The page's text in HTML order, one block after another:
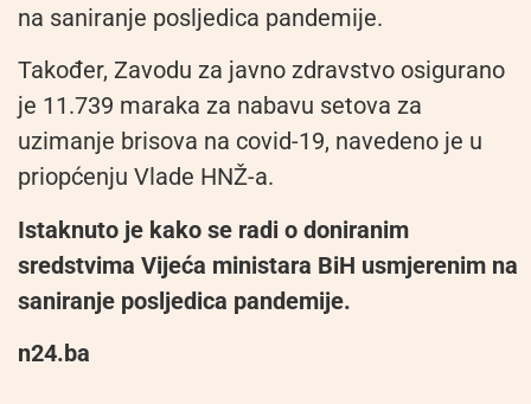
na saniranje posljedica pandemije.
Također, Zavodu za javno zdravstvo osigurano
je 11.739 maraka za nabavu setova za
uzimanje brisova na covid-19, navedeno je u
priopćenju Vlade HNŽ-a.
Istaknuto je kako se radi o doniranim
sredstvima Vijeća ministara BiH usmjerenim na
saniranje posljedica pandemije.
n24.ba